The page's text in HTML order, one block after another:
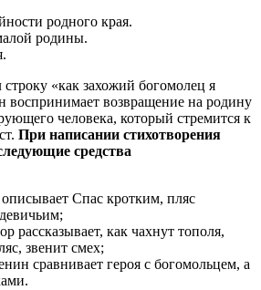
родного края.
родины.
«как захожий богомолец я
воспринимает возвращение на родину
человека, который стремится к
При написании стихотворения
средства
Спас кротким, пляс
рассказывает, как чахнут тополя,
звенит смех;
сравнивает героя с богомольцем, а